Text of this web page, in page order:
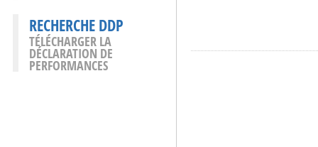
RECHERCHE DDP
TÉLÉCHARGER LA
DÉCLARATION DE
PERFORMANCES